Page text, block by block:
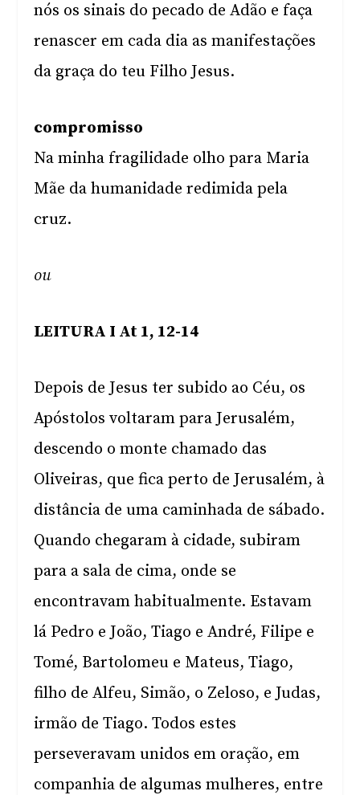
nós os sinais do pecado de Adão e faça
renascer em cada dia as manifestações
da graça do teu Filho Jesus.
compromisso
Na minha fragilidade olho para Maria
Mãe da humanidade redimida pela
cruz.
ou
LEITURA I At 1, 12-14
Depois de Jesus ter subido ao Céu, os
Apóstolos voltaram para Jerusalém,
descendo o monte chamado das
Oliveiras, que fica perto de Jerusalém, à
distância de uma caminhada de sábado.
Quando chegaram à cidade, subiram
para a sala de cima, onde se
encontravam habitualmente. Estavam
lá Pedro e João, Tiago e André, Filipe e
Tomé, Bartolomeu e Mateus, Tiago,
filho de Alfeu, Simão, o Zeloso, e Judas,
irmão de Tiago. Todos estes
perseveravam unidos em oração, em
companhia de algumas mulheres, entre